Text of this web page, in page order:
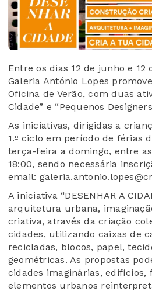
Entre os dias 12 de junho e 12
Galeria António Lopes
Oficina de Verão, com duas
Cidade” e “Pequenos
As iniciativas, dirigidas a
1.º ciclo em período de férias
terça-feira a domingo, entre
18:00, sendo necessária
email:
A iniciativa “DESENHAR A
arquitetura urbana,
criativa, através da criação
cidades, utilizando caixas de
recicladas, blocos, papel,
geométricas. As propostas
cidades imaginárias, edifícios,
elementos urbanos